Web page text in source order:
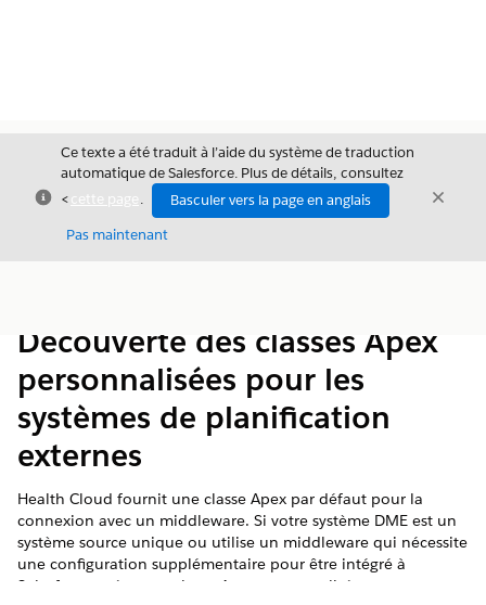
Fermer
Ce texte a été traduit à l’aide du système de traduction
automatique de Salesforce. Plus de détails, consultez
<cette page .
Basculer vers la page en anglais
Pas maintenant
Fermer
Découverte des classes Apex
personnalisées pour les
systèmes de planification
externes
Health Cloud fournit une classe Apex par défaut pour la
connexion avec un middleware. Si votre système DME est un
système source unique ou utilise un middleware qui nécessite
une configuration supplémentaire pour être intégré à
Salesforce, créez une classe Apex personnalisée.